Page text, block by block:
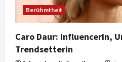
Berühmtheit
Caro Daur: Influencerin,
Trendsetterin